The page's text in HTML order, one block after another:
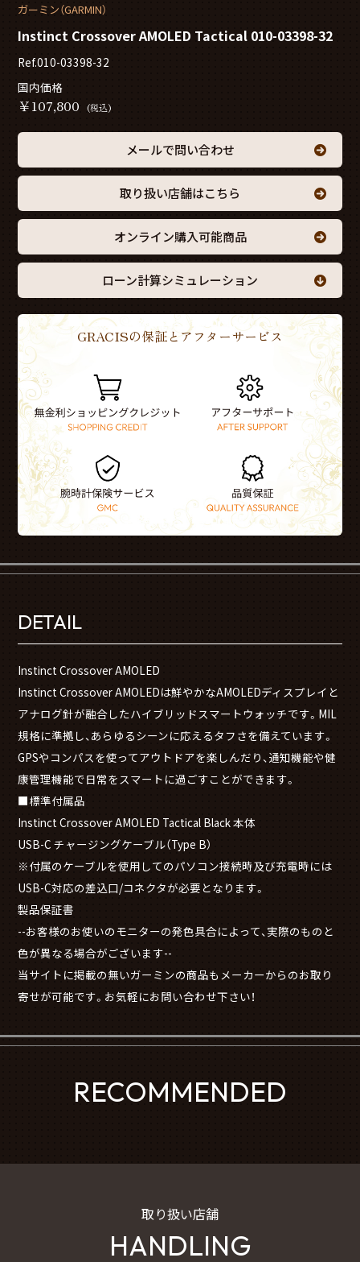
ガーミン（GARMIN）
Instinct Crossover AMOLED Tactical 010-03398-32
Ref.010-03398-32
国内価格
￥107,800 (税込)
メールで問い合わせ
取り扱い店舗はこちら
オンライン購入可能商品
ローン計算シミュレーション
GRACISの保証とアフターサービス
DETAIL
Instinct Crossover AMOLED
Instinct Crossover AMOLEDは鮮やかなAMOLEDディスプレイと
アナログ針が融合したハイブリッドスマートウォッチです。MIL
規格に準拠し、あらゆるシーンに応えるタフさを備えています。
GPSやコンパスを使ってアウトドアを楽しんだり、通知機能や健
康管理機能で日常をスマートに過ごすことができます。
■標準付属品
Instinct Crossover AMOLED Tactical Black 本体
USB-C チャージングケーブル（Type B）
※付属のケーブルを使用してのパソコン接続時及び充電時には
USB-C対応の差込口/コネクタが必要となります。
製品保証書
--お客様のお使いのモニターの発色具合によって、実際のものと
色が異なる場合がございます--
当サイトに掲載の無いガーミンの商品もメーカーからのお取り
寄せが可能です。お気軽にお問い合わせ下さい！
RECOMMENDED
取り扱い店舗
HANDLING